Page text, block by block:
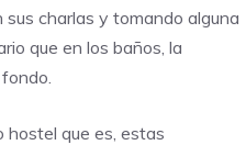
charlas y tomando alguna
que en los baños, la
hostel que es, estas